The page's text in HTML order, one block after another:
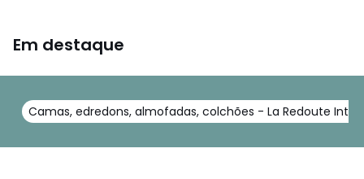
Em destaque
Camas, edredons, almofadas, colchões - La Redoute